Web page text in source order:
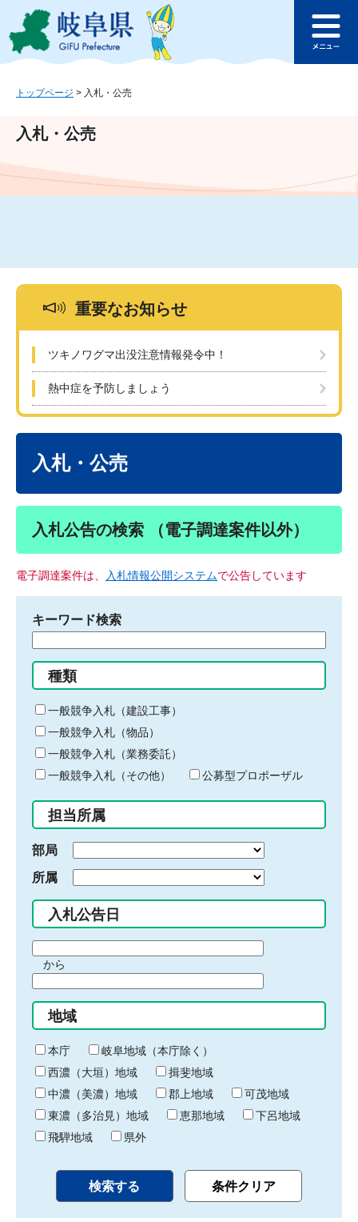
ジ
ュ
文
このページの本文へ
ュ
トップページ > 入札・公売
入札・公売
重要なお知らせ
ツキノワグマ出没注意情報発令中！
熱中症を予防しましょう
入札・公売
入札公告の検索 （電子調達案件以外）
電子調達案件は、 入札情報公開システムで公告しています
キーワード検索
る
キ
ー
ワ
ー
ド
入
力
種類
一般競争入札（建設工事）
一般競争入札（物品）
一般競争入札（業務委託）
一般競争入札（その他）
公募型プロポーザル
担当所属
部局
所属
入札公告日
間
始
り
から
間
終
わ
り
地域
本庁
岐阜地域（本庁除く）
西濃（大垣）地域
揖斐地域
中濃（美濃）地域
郡上地域
可茂地域
東濃（多治見）地域
恵那地域
下呂地域
飛騨地域
県外